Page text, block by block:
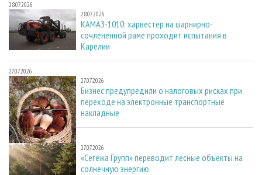
28.07.2026
28.07.2026
КАМАЗ-1010: харвестер на шарнирно-
сочлененной раме проходит испытания в
Карелии
27.07.2026
27.07.2026
Бизнес предупредили о налоговых рисках при
переходе на электронные транспортные
накладные
27.07.2026
27.07.2026
«Сегежа Групп» переводит лесные объекты на
солнечную энергию